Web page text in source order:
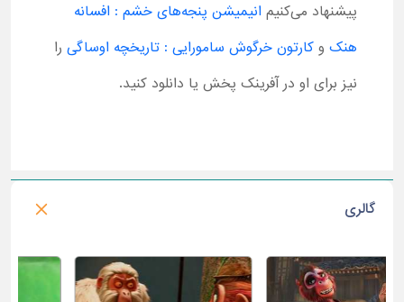
پیشنهاد می‌کنیم انیمیشن پنجه‌های خشم : افسانه
هنک و کارتون خرگوش سامورایی : تاریخچه اوساگی را
نیز برای او در آفرینک پخش یا دانلود کنید.
گالری